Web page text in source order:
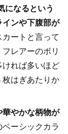
になるという
ンや下腹部が
ートと言って
レアーのボリ
れば多いほど
はぎあたりか
やかな柄物が
ーシックカラ